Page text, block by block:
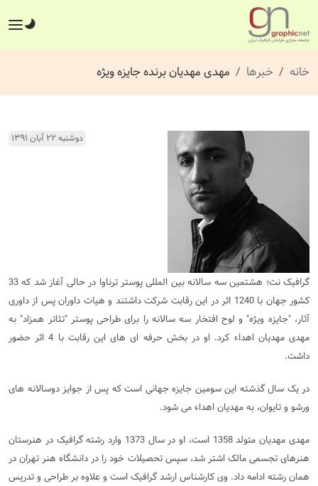
خانه خبرها مهدی مهدیان برنده جایزه ویژه
دوشنبه ۲۲ آبان ۱۳۹۱
گرافیک نت؛ هشتمین سه سالانه بین المللی پوستر ترناوا در حالی آغاز شد که 33
کشور جهان با 1240 اثر در این رقابت شرکت داشتند و هیات داوران پس از داوری
آثار، "جایزه ویژه" و لوح افتخار سه سالانه را برای طراحی پوستر "تئاتر همزاد" به
مهدی مهدیان اهداء کرد.
او در بخش حرفه ای های این رقابت با 4 اثر حضور
داشت.
در یک سال گذشته این سومین جایزه جهانی است که پس از جوایز دوسالانه های
ورشو و تایوان، به مهدیان اهداء می شود.
مهدی مهدیان متولد 1358 است، او در سال 1373 وارد رشته گرافیک در هنرستان
هنرهای تجسمی مالک اشتر شد، سپس تحصیلات خود را در دانشگاه هنر تهران در
همان رشته ادامه داد. وی کارشناس ارشد گرافیک است و علاوه بر طراحی و تدریس